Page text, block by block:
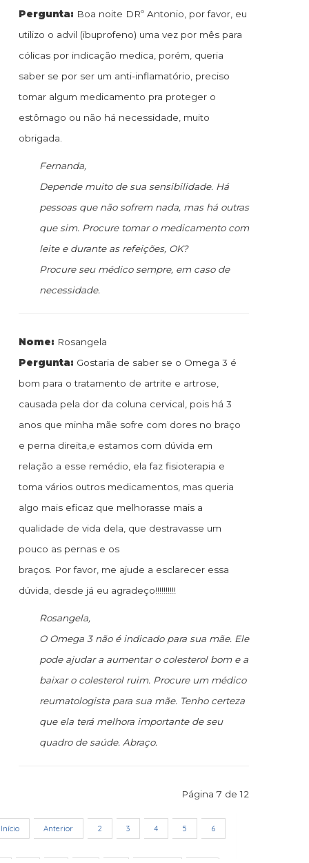
Pergunta: Boa noite DRº Antonio, por favor, eu
utilizo o advil (ibuprofeno) uma vez por mês para
cólicas por indicação medica, porém, queria
saber se por ser um anti-inflamatório, preciso
tomar algum medicamento pra proteger o
estômago ou não há necessidade, muito
obrigada.
Fernanda,
Depende muito de sua sensibilidade. Há
pessoas que não sofrem nada, mas há outras
que sim. Procure tomar o medicamento com
leite e durante as refeições, OK?
Procure seu médico sempre, em caso de
necessidade.
Nome: Rosangela
Pergunta: Gostaria de saber se o Omega 3 é
bom para o tratamento de artrite e artrose,
causada pela dor da coluna cervical, pois há 3
anos que minha mãe sofre com dores no braço
e perna direita,e estamos com dúvida em
relação a esse remédio, ela faz fisioterapia e
toma vários outros medicamentos, mas queria
algo mais eficaz que melhorasse mais a
qualidade de vida dela, que destravasse um
pouco as pernas e os
braços. Por favor, me ajude a esclarecer essa
dúvida, desde já eu agradeço!!!!!!!!!!
Rosangela,
O Omega 3 não é indicado para sua mãe. Ele
pode ajudar a aumentar o colesterol bom e a
baixar o colesterol ruim. Procure um médico
reumatologista para sua mãe. Tenho certeza
que ela terá melhora importante de seu
quadro de saúde. Abraço.
Página 7 de 12
Início Anterior 2 3 4 5 6